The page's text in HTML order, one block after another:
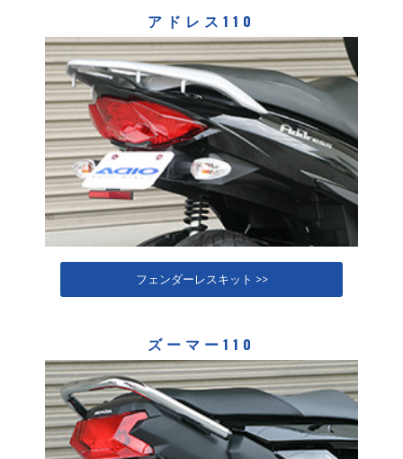
アドレス110
フェンダーレスキット >>
ズーマー110